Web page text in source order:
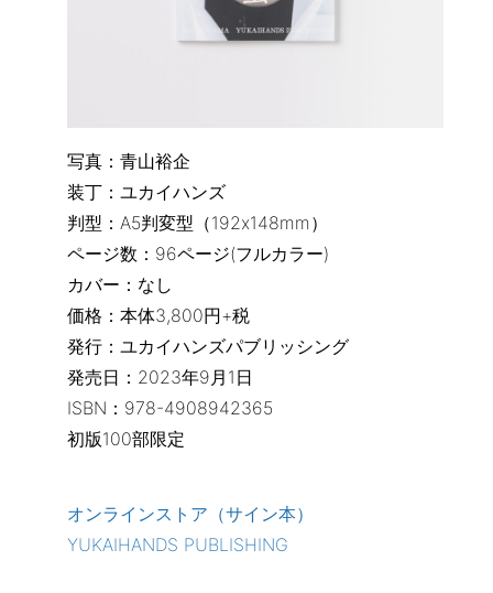
写真：青山裕企
装丁：ユカイハンズ
判型：A5判変型（192x148mm）
ページ数：96ページ(フルカラー)
カバー：なし
価格：本体3,800円+税
発行：ユカイハンズパブリッシング
発売日：2023年9月1日
ISBN：978-4908942365
初版100部限定
オンラインストア（サイン本）
YUKAIHANDS PUBLISHING